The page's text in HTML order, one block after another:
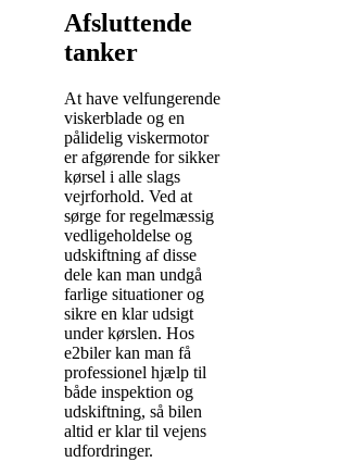
Afsluttende
tanker
At have velfungerende
viskerblade og en
pålidelig viskermotor
er afgørende for sikker
kørsel i alle slags
vejrforhold. Ved at
sørge for regelmæssig
vedligeholdelse og
udskiftning af disse
dele kan man undgå
farlige situationer og
sikre en klar udsigt
under kørslen. Hos
e2biler kan man få
professionel hjælp til
både inspektion og
udskiftning, så bilen
altid er klar til vejens
udfordringer.